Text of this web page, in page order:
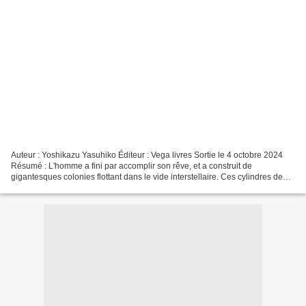
Auteur : Yoshikazu Yasuhiko Éditeur : Vega livres Sortie le 4 octobre 2024
Résumé : L'homme a fini par accomplir son rêve, et a construit de
gigantesques colonies flottant dans le vide interstellaire. Ces cylindres de